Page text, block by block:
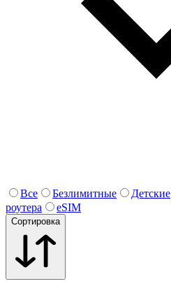
Все Безлимитные Детские
роутера
eSIM
Сортировка